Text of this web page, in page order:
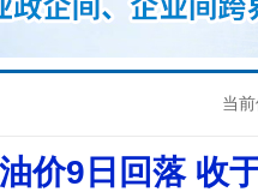
当前
价9日回落 收